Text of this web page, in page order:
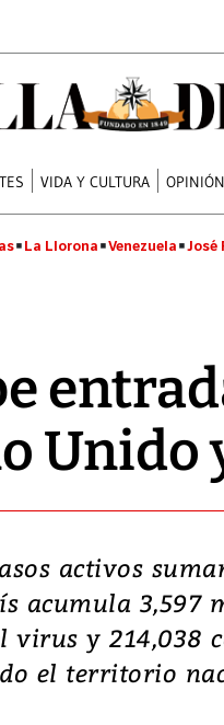
VIDA Y CULTURA OPINIÓN
La Llorona Venezuela José
Unido
activos
acumula 3,597
virus y 214,038
el territorio
Video, Japón:
deja heridos y
daños en